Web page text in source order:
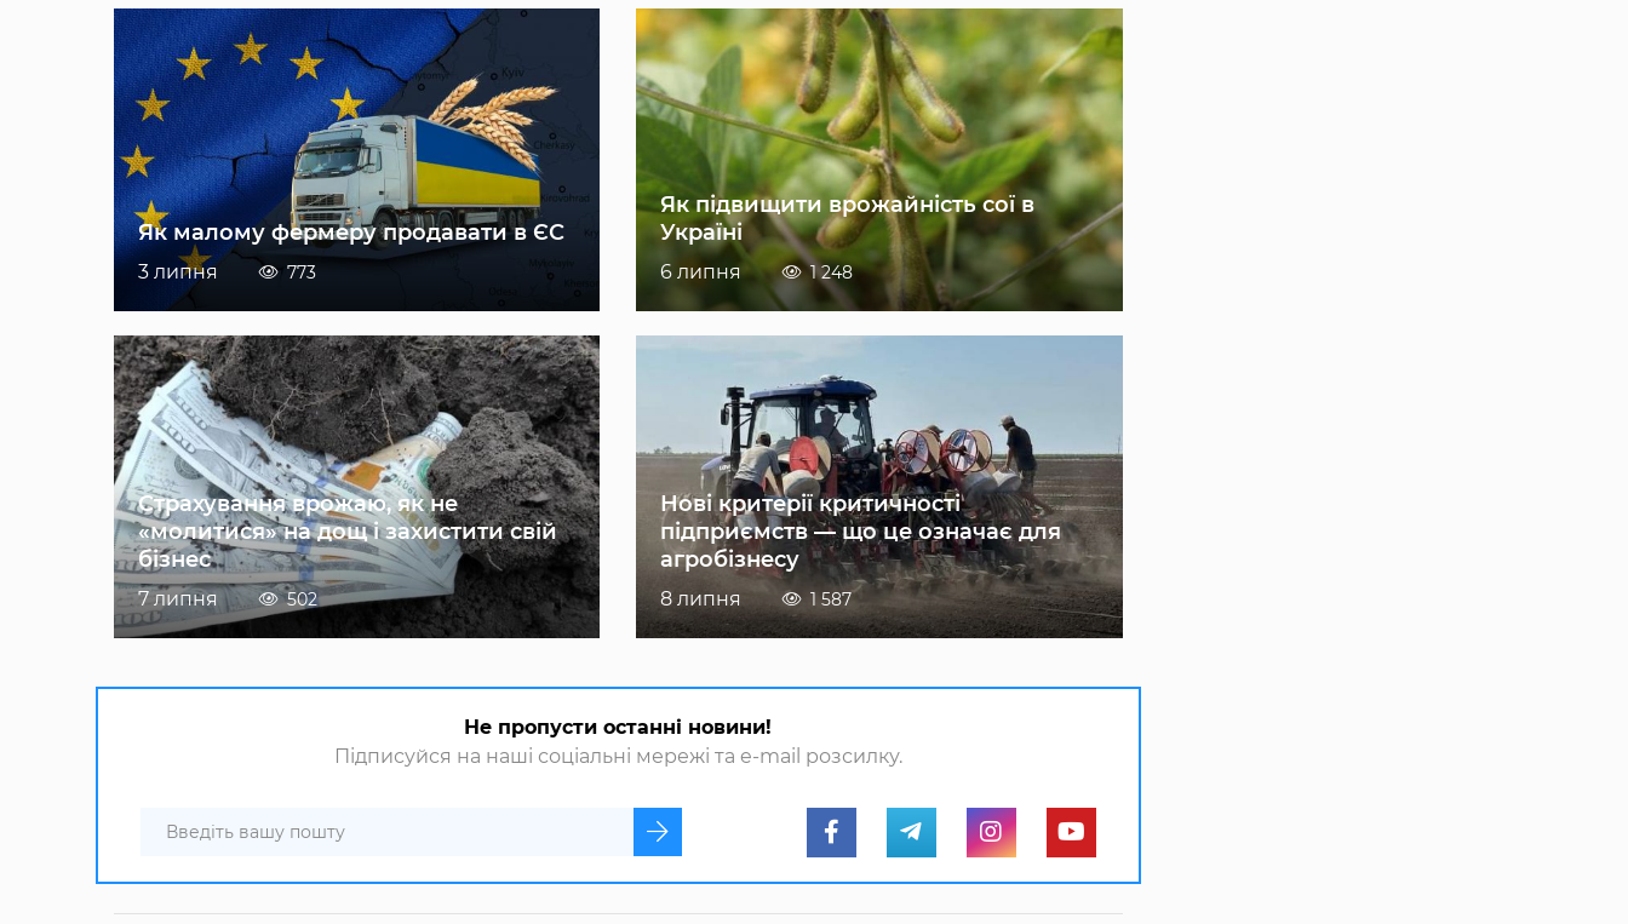
Як малому фермеру продавати в ЄС
3 липня 773
Як підвищити врожайність сої в
Україні
6 липня 1 248
Страхування врожаю, як не
«молитися» на дощ і захистити свій
бізнес
7 липня 502
Нові критерії критичності
підприємств — що це означає для
агробізнесу
8 липня 1 587
Не пропусти останні новини!
Підписуйся на наші соціальні мережі та e-mail розсилку.